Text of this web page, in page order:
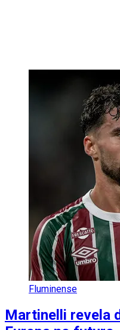
Fluminense
Martinelli revela